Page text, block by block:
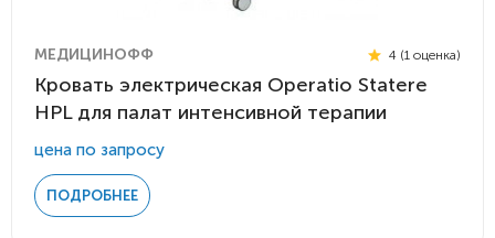
МЕДИЦИНОФФ 4 (1 оценка)
Кровать электрическая Operatio Statere
HPL для палат интенсивной терапии
цена по запросу
ПОДРОБНЕЕ